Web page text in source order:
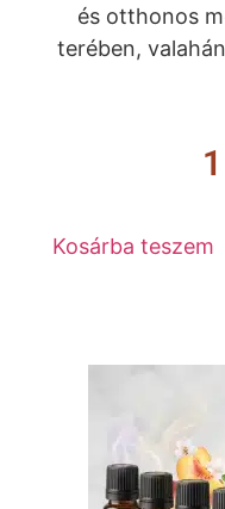
és otthonos
terében,
Kosárba teszem